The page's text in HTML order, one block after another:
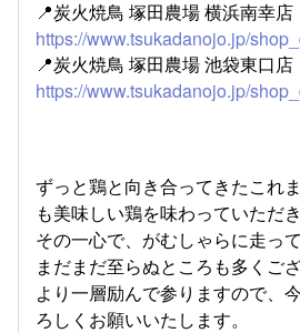
📍炭火焼鳥 塚田農場 横浜南幸店
https://www.tsukadanojo.jp/
📍炭火焼鳥 塚田農場 池袋東口店
https://www.tsukadanojo.jp/
ずっと鶏と向き合ってきたこれ
も美味しい鶏を味わっていただき
その一心で、がむしゃらに走って
まだまだ至らぬところも多くござ
より一層励んで参りますので、
ろしくお願いいたします。